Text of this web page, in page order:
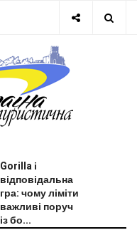
Gorilla і
відповідальна
гра: чому ліміти
важливі поруч
із бо...